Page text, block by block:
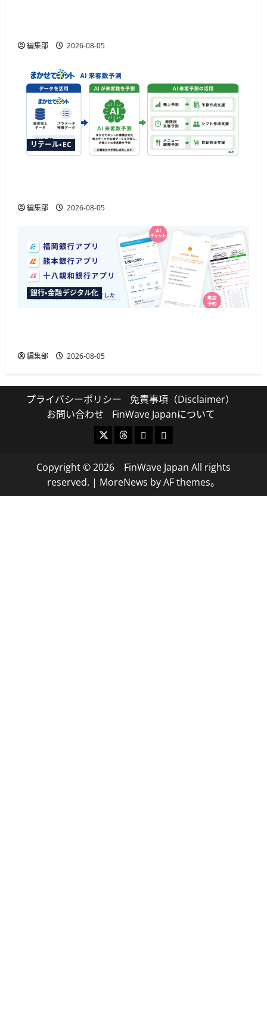
編集部 2026-08-05
リテール・EC
編集部 2026-08-05
銀行・金融デジタル化
編集部 2026-08-05
プライバシーポリシー
免責事項（Disclaimer）
お問い合わせ
FinWave Japanについて
X ThreadsBlueskyMastodon
Copyright © 2026 FinWave Japan All rights
reserved. | MoreNews by AF themes。